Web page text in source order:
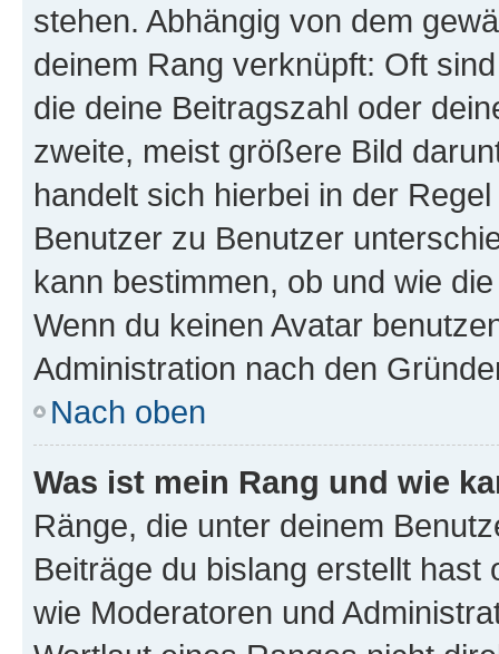
stehen. Abhängig von dem
deinem Rang verknüpft: Oft
die deine Beitragszahl oder
zweite, meist größere Bild
handelt sich hierbei in der
Benutzer zu Benutzer
kann bestimmen, ob und wie
Wenn du keinen Avatar
Administration nach den
Nach oben
Was ist mein Rang und wie
Ränge, die unter deinem
Beiträge du bislang erstellt
wie Moderatoren und